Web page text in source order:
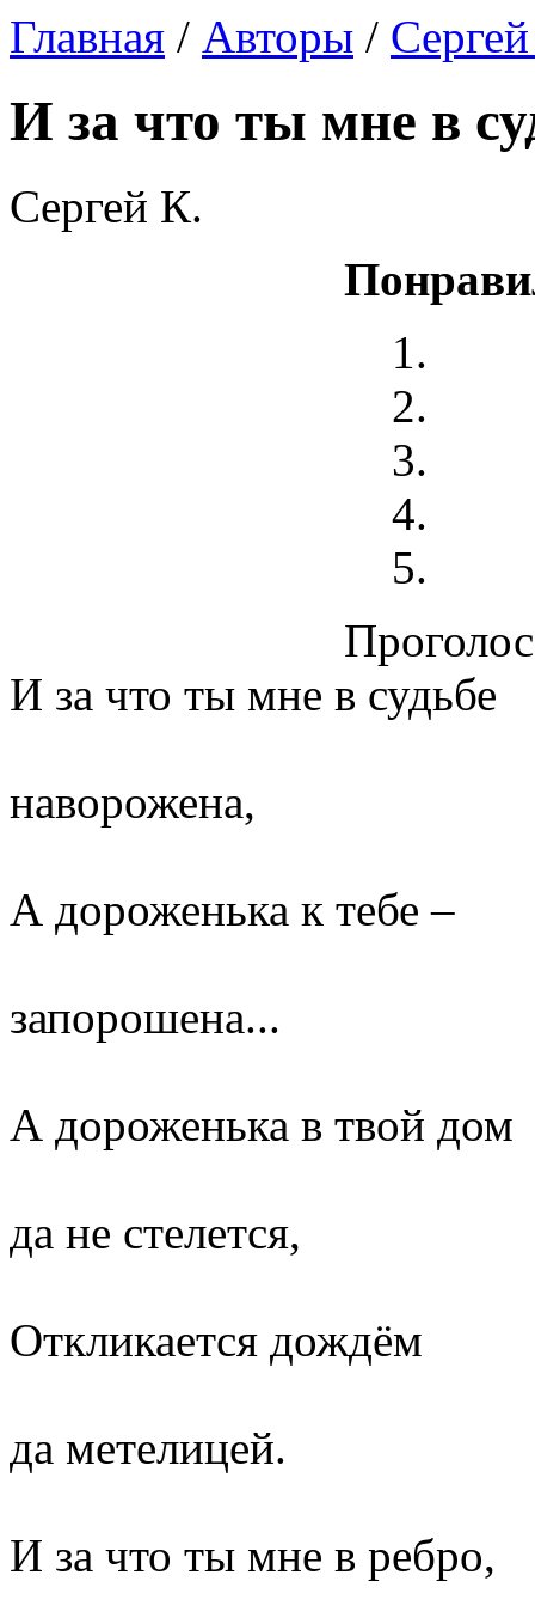
Главная / Авторы /
И за что ты мне в
Сергей К.
И за что ты мне в судьбе
наворожена,
А дороженька к тебе –
запорошена...
А дороженька в твой дом
да не стелется,
Откликается дождём
да метелицей.
И за что ты мне в ребро,